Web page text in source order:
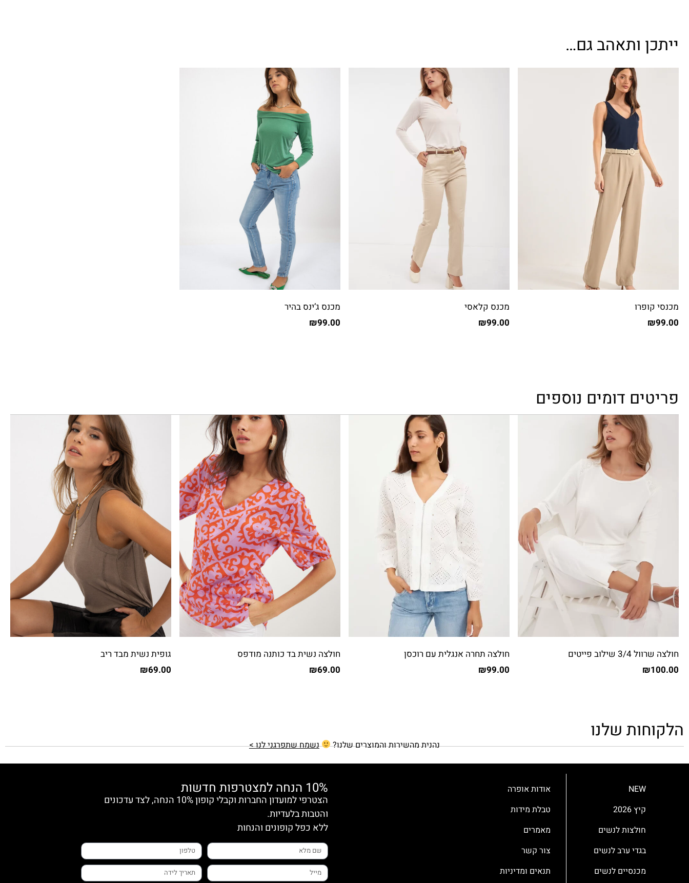
ייתכן ותאהב גם…
מכנסי קופרו
₪99.00
מכנס קלאסי
₪99.00
מכנס ג’ינס בהיר
₪99.00
פריטים דומים נוספים
חולצה שרוול 3/4 שילוב פייטים
₪100.00
חולצה תחרה אנגלית עם רוכסן
₪99.00
חולצה נשית בד כותנה מודפס
₪69.00
גופית נשית מבד ריב
₪69.00
הלקוחות שלנו
נהנית מהשירות והמוצרים שלנו? נשמח שתפרגני לנו >
NEW
קיץ 2026
חולצות לנשים
בגדי ערב לנשים
מכנסיים לנשים
אודות אופרה
טבלת מידות
מאמרים
צור קשר
תנאים ומדיניות
10% הנחה למצטרפות חדשות
הצטרפי למועדון החברות וקבלי קופון 10% הנחה, לצד עדכונים
והטבות בלעדיות.
ללא כפל קופונים והנחות